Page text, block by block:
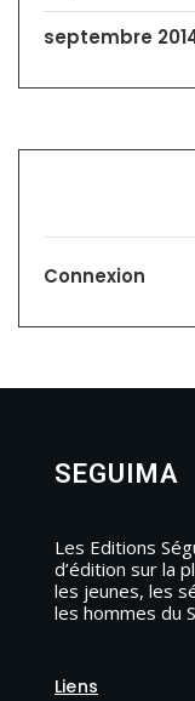
septembre
Connexion
SEGUIMA
Les Editions
d’édition sur la
les jeunes, les
les hommes du
Liens